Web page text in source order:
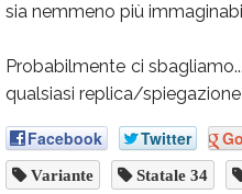
sia nemmeno più
Probabilmente ci
qualsiasi replica/
Facebook Twitter
Variante Statale 34